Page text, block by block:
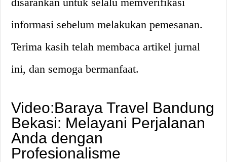
informasi sebelum melakukan pemesanan.
Terima kasih telah membaca artikel jurnal
ini, dan semoga bermanfaat.
Video:Baraya Travel Bandung
Bekasi: Melayani Perjalanan
Anda dengan
Profesionalisme